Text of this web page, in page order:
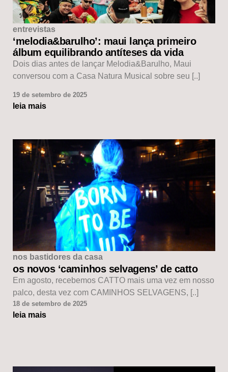
entrevistas
‘melodia&barulho’: maui lança primeiro
álbum equilibrando antíteses da vida
Dois dias antes de lançar Melodia&Barulho, Maui
conversou com a Casa Natura Musical sobre seu [..]
19 de setembro de 2025
leia mais
nos bastidores da casa
os novos ‘caminhos selvagens’ de catto
Em agosto, recebemos CATTO mais uma vez em nosso
palco, desta vez com CAMINHOS SELVAGENS, [..]
18 de setembro de 2025
leia mais